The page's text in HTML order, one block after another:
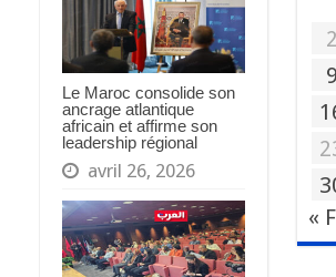
Le Maroc consolide son
ancrage atlantique
africain et affirme son
leadership régional
avril 26, 2026
2
9
«